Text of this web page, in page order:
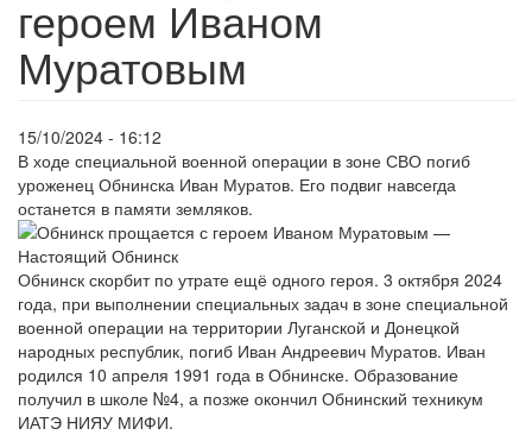
героем Иваном
Муратовым
15/10/2024 - 16:12
В ходе специальной военной операции в зоне СВО погиб
уроженец Обнинска Иван Муратов. Его подвиг навсегда
останется в памяти земляков.
Обнинск скорбит по утрате ещё одного героя. 3 октября 2024
года, при выполнении специальных задач в зоне специальной
военной операции на территории Луганской и Донецкой
народных республик, погиб Иван Андреевич Муратов. Иван
родился 10 апреля 1991 года в Обнинске. Образование
получил в школе №4, а позже окончил Обнинский техникум
ИАТЭ НИЯУ МИФИ.